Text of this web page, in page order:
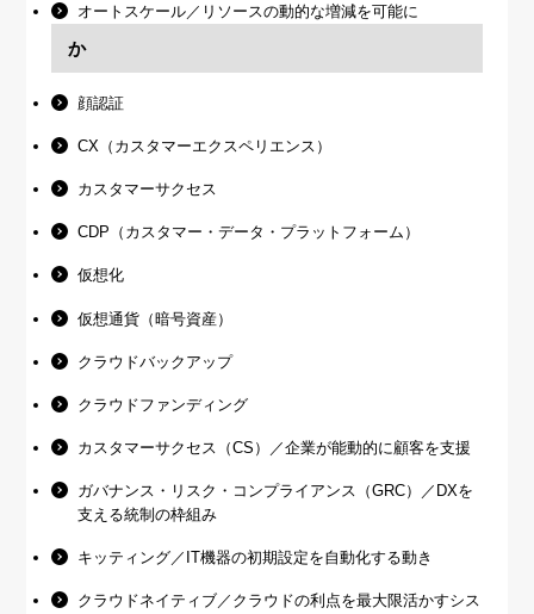
オートスケール／リソースの動的な増減を可能に
か
顔認証
CX（カスタマーエクスペリエンス）
カスタマーサクセス
CDP（カスタマー・データ・プラットフォーム）
仮想化
仮想通貨（暗号資産）
クラウドバックアップ
クラウドファンディング
カスタマーサクセス（CS）／企業が能動的に顧客を支援
ガバナンス・リスク・コンプライアンス（GRC）／DXを
支える統制の枠組み
キッティング／IT機器の初期設定を自動化する動き
クラウドネイティブ／クラウドの利点を最大限活かすシス